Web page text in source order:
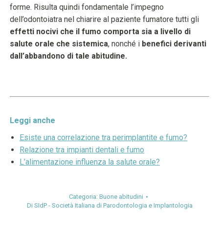
forme. Risulta quindi fondamentale l’impegno
dell’odontoiatra nel chiarire al paziente fumatore tutti gli
effetti nocivi che il fumo comporta sia a livello di
salute orale che sistemica, nonché i benefici derivanti
dall’abbandono di tale abitudine.
Leggi anche
Esiste una correlazione tra perimplantite e fumo?
Relazione tra impianti dentali e fumo
L’alimentazione influenza la salute orale?
Categoria: Buone abitudini
Di SIdP - Società Italiana di Parodontologia e Implantologia